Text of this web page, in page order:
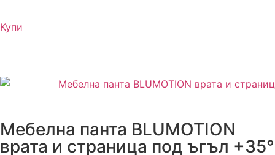
Купи
Мебелна панта BLUMOTION
врата и страница под ъгъл +35°